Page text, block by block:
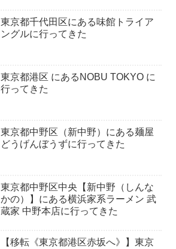
東京都千代田区にある味館トライア
ングルに行ってきた
東京都港区 にあるNOBU TOKYO に
行ってきた
東京都中野区（新中野）にある麺屋
どうげんぼうずに行ってきた
東京都中野区中央【新中野（しんな
かの）】にある横浜家系ラーメン 武
蔵家 中野本店に行ってきた
【移転《東京都港区赤坂へ》】東京